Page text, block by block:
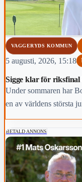
VAGGERYDS KOMMUN
5 augusti, 2026, 15:18
Sigge klar för
Under sommaren har
en av världens största
BETALD ANNONS